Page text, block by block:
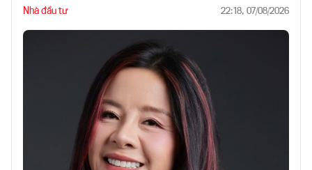
Nhà đầu tư 22:18, 07/08/2026